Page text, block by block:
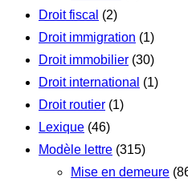
Droit fiscal (2)
Droit immigration (1)
Droit immobilier (30)
Droit international (1)
Droit routier (1)
Lexique (46)
Modèle lettre (315)
Mise en demeure